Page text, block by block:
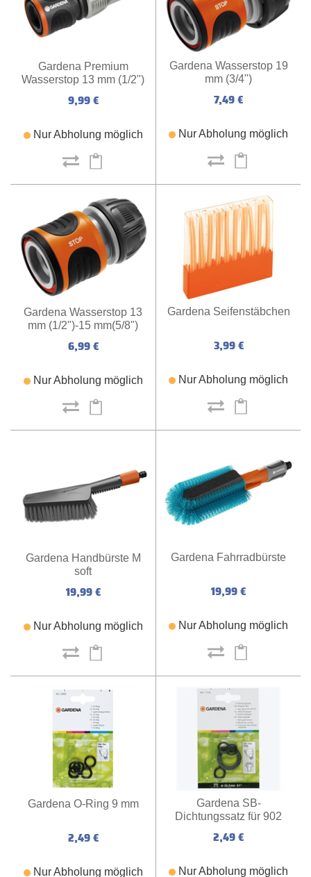
Gardena Premium
Wasserstop 13 mm (1/2")
9,99 €
Nur Abholung möglich
Gardena Wasserstop 19
mm (3/4")
7,49 €
Nur Abholung möglich
Gardena Wasserstop 13
mm (1/2")-15 mm(5/8")
6,99 €
Nur Abholung möglich
Gardena Seifenstäbchen
3,99 €
Nur Abholung möglich
Gardena Handbürste M
soft
19,99 €
Nur Abholung möglich
Gardena Fahrradbürste
19,99 €
Nur Abholung möglich
Gardena O-Ring 9 mm
2,49 €
Nur Abholung möglich
Gardena SB-
Dichtungssatz für 902
2,49 €
Nur Abholung möglich